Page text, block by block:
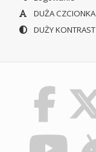
DUŻA CZCIONKA
DUŻY KONTRAST